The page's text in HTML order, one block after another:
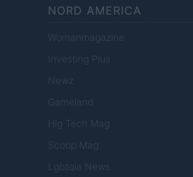
NORD AMERICA
Womanmagazine
Investing Plus
Newz
Gameland
Hig Tech Mag
Scoop Mag
Lgbtqia News